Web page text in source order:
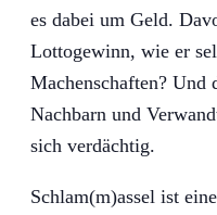
es dabei um Geld.
Lottogewinn, wie er
Machenschaften? Und
Nachbarn und
sich verdächtig.
Schlam(m)assel ist